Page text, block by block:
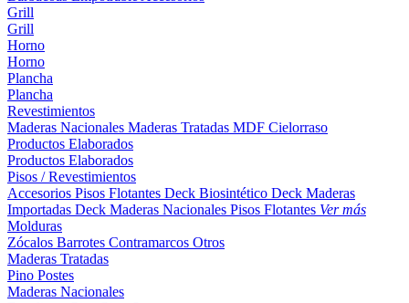
Grill
Grill
Horno
Horno
Plancha
Plancha
Revestimientos
Maderas Nacionales Maderas Tratadas MDF Cielorraso
Productos Elaborados
Productos Elaborados
Pisos / Revestimientos
Accesorios Pisos Flotantes Deck Biosintético Deck Maderas
Importadas Deck Maderas Nacionales Pisos Flotantes Ver más
Molduras
Zócalos Barrotes Contramarcos Otros
Maderas Tratadas
Pino Postes
Maderas Nacionales